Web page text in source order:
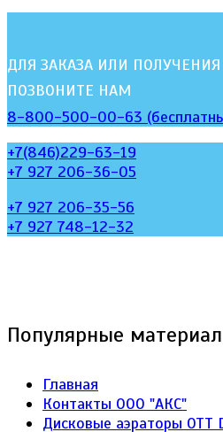
ДЛЯ ЗАКАЗА ИЛИ
ПОЗВОНИТЕ НАМ
8-800-500-00-63
+7(846)229-63-19
+7 927 206-36-05
+7 927 206-35-56
+7 927 748-12-32
Популярные
Главная
Контакты ООО "АКС"
Дисковые аэраторы ОТТ